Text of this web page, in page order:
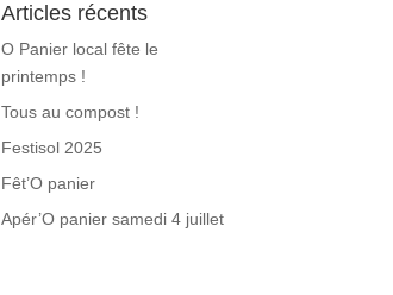
Articles récents
O Panier local fête le
printemps !
Tous au compost !
Festisol 2025
Fêt’O panier
Apér’O panier samedi 4 juillet